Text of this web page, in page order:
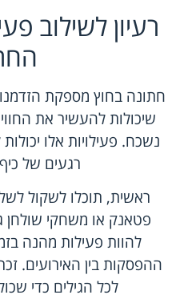
רעיון לשילוב
חתונה בחוץ מספקת
שיכולות להעשיר את
נשכח. פעילויות אלו
רגעים של
ראשית, תוכלו לשקול
פטאנק או משחקי שולחן
להוות פעילות מהנה
ההפסקות בין האירועים.
לכל הגילים כדי